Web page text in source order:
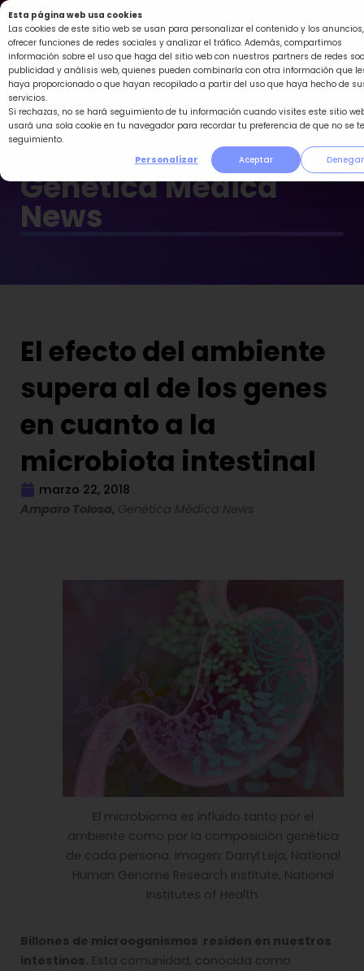
Esta página web usa cookies
Las cookies de este sitio web se usan para personalizar el contenido y los anuncios,
ofrecer funciones de redes sociales y analizar el tráfico. Además, compartimos
información sobre el uso que haga del sitio web con nuestros partners de redes
publicidad y análisis web, quienes pueden combinarla con otra información que
haya proporcionado o que hayan recopilado a partir del uso que haya hecho de
servicios.
Si rechazas, no se hará seguimiento de tu información cuando visites este sitio
usará una sola cookie en tu navegador para recordar tu preferencia de que no se
seguimiento.
Personalizar
Aceptar Denegar
Ir
al
contenido
Genética Médica
News
El efecto del ambiente
supera al de los genes
en cuanto a la
microbiota intestinal
marzo 22, 2018
Amparo Tolosa, Genética Médica News
El microbioma es influido tanto por el
ambiente como por la composición genética
de cada persona. Imagen: Darryl Leja, National
Human Genome Research Institute, National
Institutes of Health.
Billones de microoganismos residen en nuestros
intestinos. Esta comunidad, conocida como